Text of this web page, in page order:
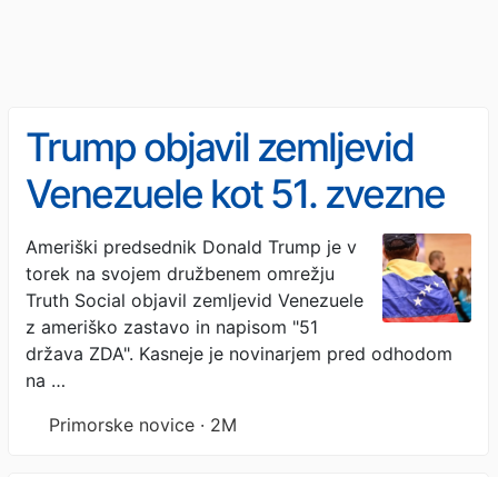
Trump objavil zemljevid
Venezuele kot 51. zvezne
države ZDA
Ameriški predsednik Donald Trump je v
torek na svojem družbenem omrežju
Truth Social objavil zemljevid Venezuele
z ameriško zastavo in napisom "51
država ZDA". Kasneje je novinarjem pred odhodom
na …
Primorske novice · 2M